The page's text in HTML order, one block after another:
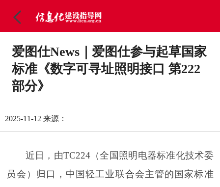
爱图仕News｜爱图仕参与起草国家
标准《数字可寻址照明接口 第222
部分》
2025-11-12 来源：
近日，由TC224（全国照明电器标准化技术委
员会）归口，中国轻工业联合会主管的国家标准